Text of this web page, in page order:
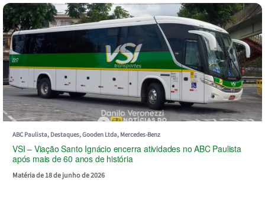
ABC Paulista, Destaques, Gooden Ltda, Mercedes-Benz
VSI – Viação Santo Ignácio encerra atividades no ABC Paulista
após mais de 60 anos de história
Matéria de 18 de junho de 2026